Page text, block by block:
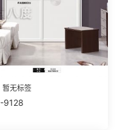
暂无标签
9128